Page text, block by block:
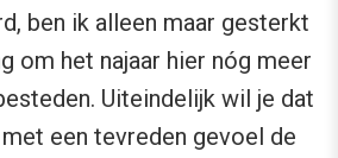
ben ik alleen maar gesterkt
om het najaar hier nóg meer
Uiteindelijk wil je dat
een tevreden gevoel de